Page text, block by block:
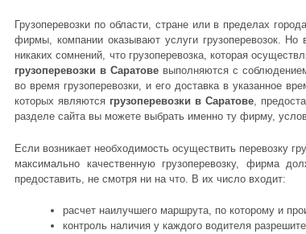
Грузоперевозки по области, стране или в пределах
фирмы, компании оказывают услуги грузоперевозок.
никаких сомнений, что грузоперевозка, которая
грузоперевозки в Саратове выполняются с
во время грузоперевозки, и его доставка в указанное
которых являются грузоперевозки в Саратове ,
разделе сайта вы можете выбрать именно ту фирму,
Если возникает необходимость осуществить перевозку
максимально качественную грузоперевозку, фирма
предоставить, не смотря ни на что. В их число входит:
расчет наилучшего маршрута, по которому и
контроль наличия у каждого водителя